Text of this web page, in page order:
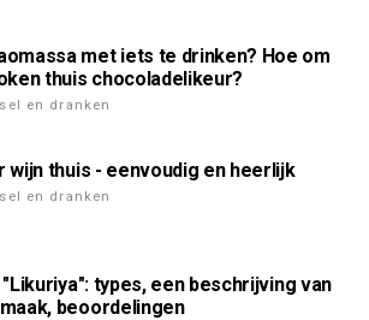
met iets te drinken? Hoe om
thuis chocoladelikeur?
en dranken
wijn thuis - eenvoudig en heerlijk
en dranken
"Likuriya": types, een beschrijving van
beoordelingen